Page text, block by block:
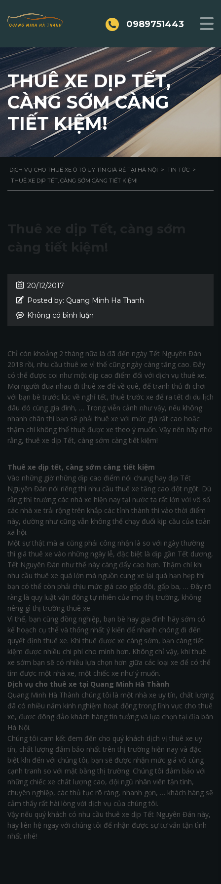
0989751443
THUÊ XE DỊP TẾT,
CÀNG SỚM CÀNG
TIẾT KIỆM!
DỊCH VỤ CHO THUÊ XE Ô TÔ UY TÍN GIÁ RẺ TẠI HÀ NỘI > TIN TỨC >
THUÊ XE DỊP TẾT, CÀNG SỚM CÀNG TIẾT KIỆM!
20/12/2017
Posted by: Quang Minh Ha Thanh
Không có bình luận
Chỉ còn khoảng 2 tháng nữa là đã đến ngày Tết Nguyên Đán
2018 rồi, nhu cầu thuê xe vì thế cũng ngày càng tăng cao. Đây
có thể được coi như một dịp cao điểm đối với dịch vụ thuê xe.
Mọi người đua nhau đi thuê xe để về quê, để tranh thủ đi chơi
với bạn bè trước lúc về nghỉ tết, thuê trước xe để ra tết đi du lịch
đâu đó cùng gia đình, … Trong viễn cảnh như vậy, nếu không
nhanh chân thì bạn sẽ phải thuê xe với mức giá rất cao hoặc
thậm chí không thể thuê được xe theo ý muốn. Vậy nên hãy nhớ
rằng, thuê xe dịp Tết, càng sớm càng tiết kiệm!
Thuê xe dịp tết, càng sớm càng tiết kiệm
Vào những giờ những dịp cao điểm nói chung hay dịp Tết
Nguyên Đán nói riêng thì nhu cầu thuê xe tăng cao đột ngột. Dù
rằng thị trường các nhà xe hiện nay tại nước ta rất lớn với vô số
các nhà xe trải rộng trên khắp các tỉnh thành thì vào thời điểm
này, dường như cũng vẫn không thể chạy đuổi kịp cầu của toàn
xã hội.
Một sự thật mà ai cũng phải công nhận là so với ngày thường
thì giá thuê xe vào những ngày lễ, đặc biệt là dịp gần Tết dương,
Tết Nguyên Đán như thế này càng đẩy cao hơn. Thậm chí khi
nhu cầu thuê xe quá lớn mà nguồn cung xe lại quá hạn hẹp thì
bạn có thể còn phải chịu mức giá cao gấp đôi, gấp ba, … Đây rõ
ràng là quy luật vận động tự nhiên của mọi thị trường, không
riêng gì thị trường thuê xe.
Vì thế, bạn cùng đồng nghiệp, bạn bè hay gia đình hãy sớm có
kế hoạch cụ thể và thống nhất ý kiến để nhanh chóng đi đến
quyết định thuê xe. Khi thuê được xe càng sớm, bạn càng tiết
kiệm được nhiều chi phí cho mình hơn. Không chỉ vậy, khi thuê
xe sớm bạn sẽ có nhiều lựa chọn hơn giữa các loại xe để có thể
tìm được một nhà xe, một chiếc xe như ý muốn.
Dịch vụ cho thuê xe tại Quang Minh Hà Thành
Quang Minh Hà Thành chúng tôi là một nhà xe uy tín, chất lượng
đã có nhiều năm kinh nghiệm hoạt động trong lĩnh vực cho thuê
xe, được đông đảo khách hàng tin tưởng và lựa chọn tại địa bàn
Hà Nội.
Chúng tôi cam kết đem đến cho quý khách dịch vị thuê xe uy
tín, chất lượng đảm bảo nhất trên thị trường hiện nay và đặc
biệt khi đến với chúng tôi, bạn sẽ được nhận mức giá vô cùng
cạnh tranh so với mặt bằng thị trường. Chúng tôi đảm bảo với
những chiếc xe chất lượng cao, đội ngũ nhân viên tận tình,
chuyên nghiệp, các thủ tục rõ ràng, nhanh gọn, … khách hàng sẽ
cảm thấy rất hài lòng với dịch vụ của chúng tôi.
Vậy nếu quý khách có nhu cầu thuê xe dịp Tết Nguyên Đán này,
hãy liên hệ ngay với chúng tôi để nhận được sự tư vấn tận tình
nhất nhé!